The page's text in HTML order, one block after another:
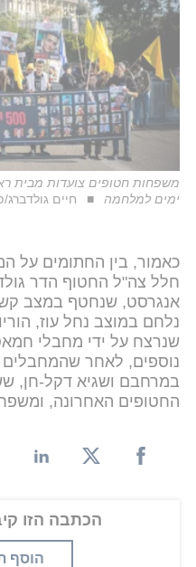
ימים למלחמה
חיים גולדברג/
כאמור, בין החתומים על
חלל צה"ל החטוף הדר
אנגרסט, שנחטף במצב
נלחם במוצב נחל עוז,
שנרצח על ידי מחבלי
נוספים, לאחר שהמחבלים
במרחבם ושגיא דקל-חן,
החטופים האחרונה,
הכתבה הזו קיבלה 0
הוסף